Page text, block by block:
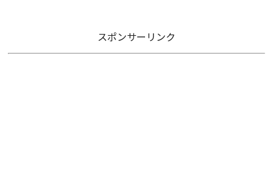
スポンサーリンク